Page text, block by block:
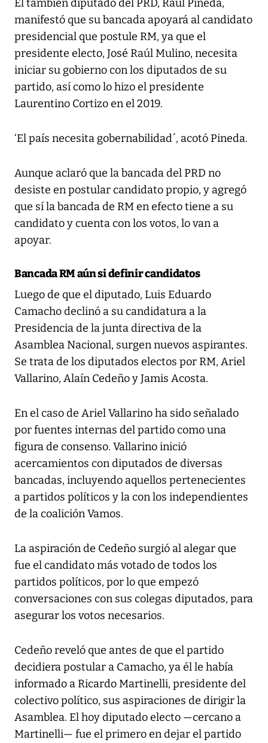
El también diputado del PRD, Raúl Pineda,
manifestó que su bancada apoyará al candidato
presidencial que postule RM, ya que el
presidente electo, José Raúl Mulino, necesita
iniciar su gobierno con los diputados de su
partido, así como lo hizo el presidente
Laurentino Cortizo en el 2019.
‘El país necesita gobernabilidad´, acotó Pineda.
Aunque aclaró que la bancada del PRD no
desiste en postular candidato propio, y agregó
que sí la bancada de RM en efecto tiene a su
candidato y cuenta con los votos, lo van a
apoyar.
Bancada RM aún si definir candidatos
Luego de que el diputado, Luis Eduardo
Camacho declinó a su candidatura a la
Presidencia de la junta directiva de la
Asamblea Nacional, surgen nuevos aspirantes.
Se trata de los diputados electos por RM, Ariel
Vallarino, Alaín Cedeño y Jamis Acosta.
En el caso de Ariel Vallarino ha sido señalado
por fuentes internas del partido como una
figura de consenso. Vallarino inició
acercamientos con diputados de diversas
bancadas, incluyendo aquellos pertenecientes
a partidos políticos y la con los independientes
de la coalición Vamos.
La aspiración de Cedeño surgió al alegar que
fue el candidato más votado de todos los
partidos políticos, por lo que empezó
conversaciones con sus colegas diputados, para
asegurar los votos necesarios.
Cedeño reveló que antes de que el partido
decidiera postular a Camacho, ya él le había
informado a Ricardo Martinelli, presidente del
colectivo político, sus aspiraciones de dirigir la
Asamblea. El hoy diputado electo —cercano a
Martinelli— fue el primero en dejar el partido